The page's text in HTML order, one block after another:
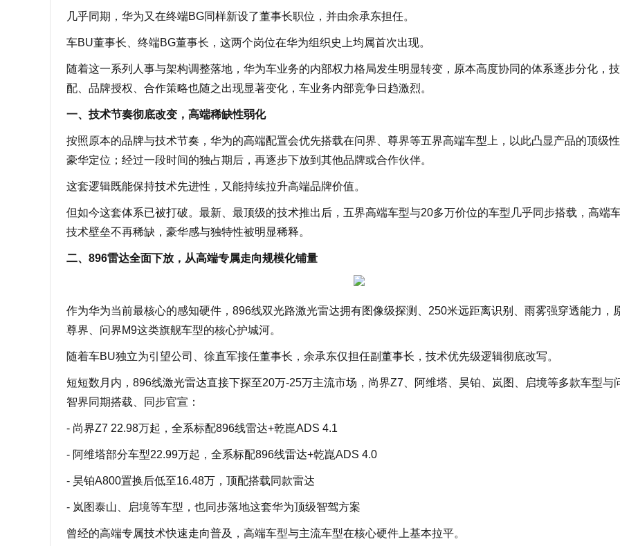
几乎同期，华为又在终端BG同样新设了董事长职位，并由余承东担任。
车BU董事长、终端BG董事长，这两个岗位在华为组织史上均属首次出现。
随着这一系列人事与架构调整落地，华为车业务的内部权力格局发生明显转变，原本高度协同的体系逐步分化，
配、品牌授权、合作策略也随之出现显著变化，车业务内部竞争日趋激烈。
一、技术节奏彻底改变，高端稀缺性弱化
按照原本的品牌与技术节奏，华为的高端配置会优先搭载在问界、尊界等五界高端车型上，以此凸显产品的顶级
豪华定位；经过一段时间的独占期后，再逐步下放到其他品牌或合作伙伴。
这套逻辑既能保持技术先进性，又能持续拉升高端品牌价值。
但如今这套体系已被打破。最新、最顶级的技术推出后，五界高端车型与20多万价位的车型几乎同步搭载，高端
技术壁垒不再稀缺，豪华感与独特性被明显稀释。
二、896雷达全面下放，从高端专属走向规模化铺量
作为华为当前最核心的感知硬件，896线双光路激光雷达拥有图像级探测、250米远距离识别、雨雾强穿透能力，
尊界、问界M9这类旗舰车型的核心护城河。
随着车BU独立为引望公司、徐直军接任董事长，余承东仅担任副董事长，技术优先级逻辑彻底改写。
短短数月内，896线激光雷达直接下探至20万-25万主流市场，尚界Z7、阿维塔、昊铂、岚图、启境等多款车型与
智界同期搭载、同步官宣：
- 尚界Z7 22.98万起，全系标配896线雷达+乾崑ADS 4.1
- 阿维塔部分车型22.99万起，全系标配896线雷达+乾崑ADS 4.0
- 昊铂A800置换后低至16.48万，顶配搭载同款雷达
- 岚图泰山、启境等车型，也同步落地这套华为顶级智驾方案
曾经的高端专属技术快速走向普及，高端车型与主流车型在核心硬件上基本拉平。